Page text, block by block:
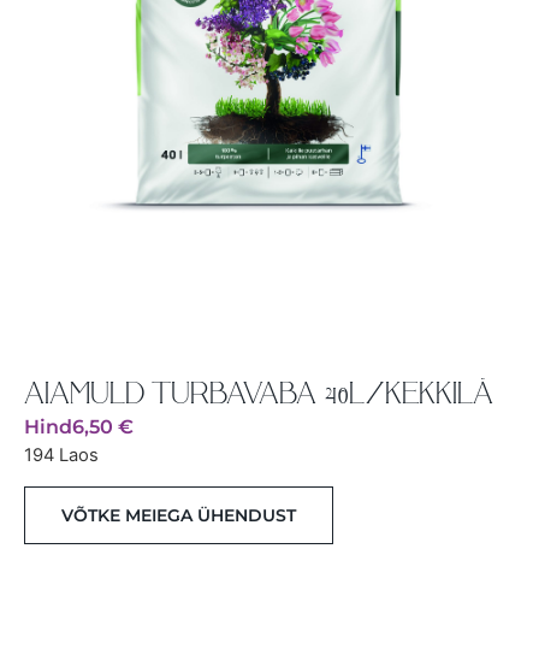
AIAMULD TURBAVABA 40L/KEKKILÄ
Hind6,50 €
194 Laos
VÕTKE MEIEGA ÜHENDUST